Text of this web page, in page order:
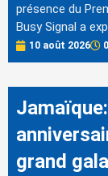
présence du
Busy Signal a
10 août 2026
grand